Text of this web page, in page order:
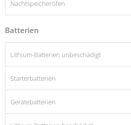
Nachtspeicheröfen
Batterien
Lithium-Batterien unbeschädigt
Starterbatterien
Gerätebatterien